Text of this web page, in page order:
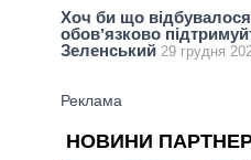
Хоч би що
обовʼязково
Зеленський 29 грудня